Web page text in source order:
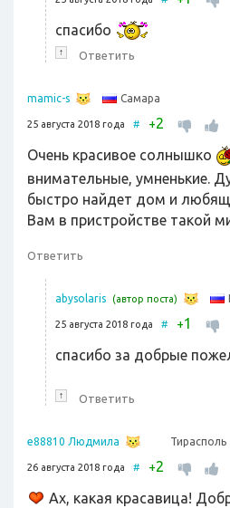
спасибо
↑ Ответить
mamic-s Самара
25 августа 2018 года # +2
Очень красивое солнышко
внимательные, умненькие.
быстро найдет дом и
Вам в пристройстве такой
Ответить
abysolaris (автор поста)
25 августа 2018 года # +1
спасибо за добрые
↑ Ответить
e88810 Людмила Тирасполь
26 августа 2018 года # +2
Ах, какая красавица!